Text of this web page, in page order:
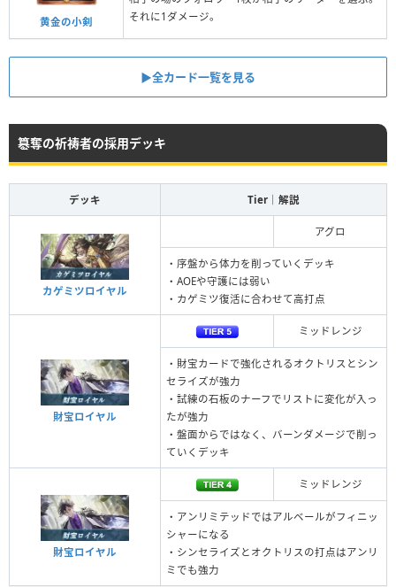
黄金の小剣
それに1ダメージ。
▶︎全カード一覧を見る
簒奪の祈祷者の採用デッキ
デッキ Tier｜解説
カゲミツロイヤル
アグロ
・序盤から体力を削っていくデッキ
・AOEや守護には弱い
・カゲミツ復活に合わせて高打点
財宝ロイヤル
ミッドレンジ
・財宝カードで強化されるオクトリスとシン
セライズが強力
・試練の石板のナーフでリストに変化が入っ
たが強力
・盤面からではなく、バーンダメージで削っ
ていくデッキ
財宝ロイヤル
ミッドレンジ
・アンリミテッドではアルベールがフィニッ
シャーになる
・シンセライズとオクトリスの打点はアンリ
ミでも強力